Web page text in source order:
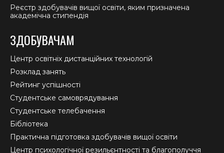
Реєстр здобувачів вищої освіти, яким призначена
академічна стипендія
ЗДОБУВАЧАМ
Центр освітніх дистанційних технологій
Розклад занять
Рейтинг успішності
Студентське самоврядування
Студентське телебачення
Бібліотека
Практична підготовка здобувачів вищої освіти
Центр психологічної резильєнтності та благополуччя